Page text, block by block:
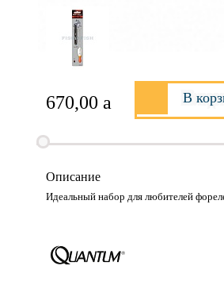
670,00 a В
Описание
Идеальный набор для любителей